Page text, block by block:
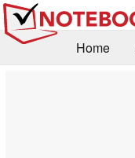
Home